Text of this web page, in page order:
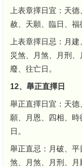
上表章擇日宜：天
赦、天願、臨日、福
上表章擇日忌：月
災煞、月煞、月刑
廢、往亡日。
12、舉正直擇日
舉正直擇日宜：天
願、月恩、四相、
日。
舉正直忌：月破、平
煞、月煞、月刑、月